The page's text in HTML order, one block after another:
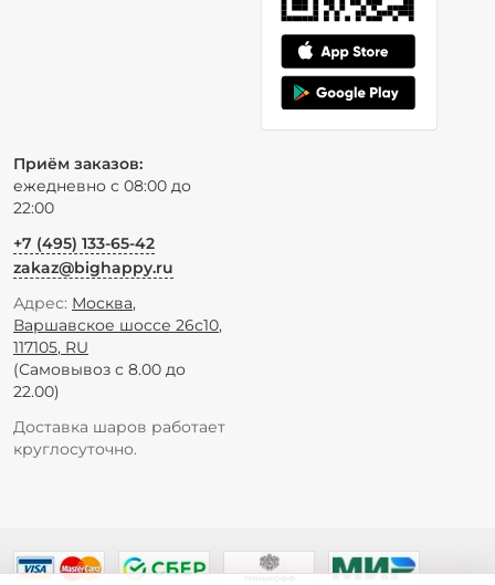
Приём заказов:
ежедневно с 08:00 до
22:00
+7 (495) 133-65-42
zakaz@bighappy.ru
Адрес: Москва,
Варшавское шоссе 26с10,
117105, RU
(Самовывоз с 8.00 до
22.00)
Доставка шаров работает
круглосуточно.